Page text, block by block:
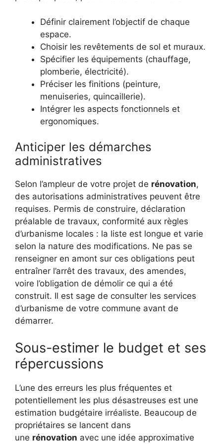
Définir clairement l’objectif de chaque
espace.
Choisir les revêtements de sol et muraux.
Spécifier les équipements (chauffage,
plomberie, électricité).
Préciser les finitions (peinture,
menuiseries, quincaillerie).
Intégrer les aspects fonctionnels et
ergonomiques.
Anticiper les démarches
administratives
Selon l’ampleur de votre projet de rénovation,
des autorisations administratives peuvent être
requises. Permis de construire, déclaration
préalable de travaux, conformité aux règles
d’urbanisme locales : la liste est longue et varie
selon la nature des modifications. Ne pas se
renseigner en amont sur ces obligations peut
entraîner l’arrêt des travaux, des amendes,
voire l’obligation de démolir ce qui a été
construit. Il est sage de consulter les services
d’urbanisme de votre commune avant de
démarrer.
Sous-estimer le budget et ses
répercussions
L’une des erreurs les plus fréquentes et
potentiellement les plus désastreuses est une
estimation budgétaire irréaliste. Beaucoup de
propriétaires se lancent dans
une rénovation avec une idée approximative